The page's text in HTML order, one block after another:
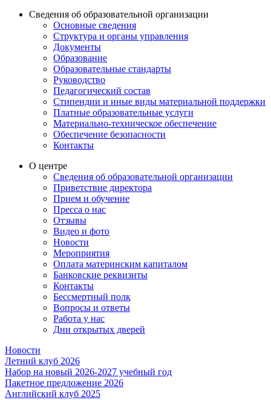
Сведения об образовательной организации
Основные сведения
Структура и органы управления
Документы
Образование
Образовательные стандарты
Руководство
Педагогический состав
Стипендии и иные виды материальной поддержки
Платные образовательные услуги
Материально-техническое обеспечение
Обеспечение безопасности
Контакты
О центре
Сведения об образовательной организации
Приветствие директора
Прием и обучение
Пресса о нас
Отзывы
Видео и фото
Новости
Мероприятия
Оплата материнским капиталом
Банковские реквизиты
Контакты
Бессмертный полк
Вопросы и ответы
Работа у нас
Дни открытых дверей
Новости
Летний клуб 2026
Набор на новый 2026-2027 учебный год
Пакетное предложение 2026
Английский клуб 2025